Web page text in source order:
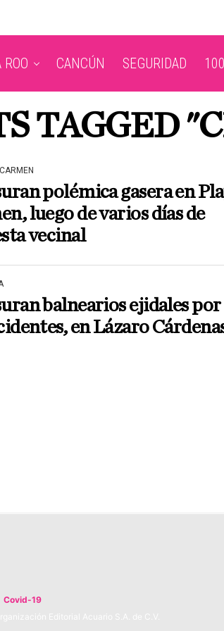
CANCÚN SEGURIDAD
TAGGED
polémica gasera en
luego de varios días de
vecinal
balnearios ejidales
en Lázaro
Covid-19